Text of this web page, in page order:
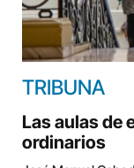
TRIBUNA
Las aulas de
ordinarios